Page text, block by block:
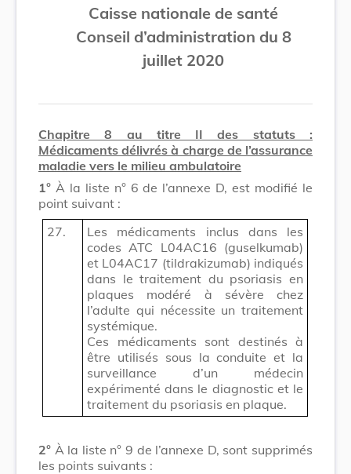
Caisse nationale de santé
Conseil d’administration du 8
juillet 2020
Chapitre 8 au titre II des statuts :
Médicaments délivrés à charge de l’assurance
maladie vers le milieu ambulatoire
1° À la liste n° 6 de l’annexe D, est modifié le
point suivant :
27.
Les médicaments inclus dans les
codes ATC L04AC16 (guselkumab)
et L04AC17 (tildrakizumab) indiqués
dans le traitement du psoriasis en
plaques modéré à sévère chez
l’adulte qui nécessite un traitement
systémique.
Ces médicaments sont destinés à
être utilisés sous la conduite et la
surveillance d’un médecin
expérimenté dans le diagnostic et le
traitement du psoriasis en plaque.
2° À la liste n° 9 de l’annexe D, sont supprimés
les points suivants :